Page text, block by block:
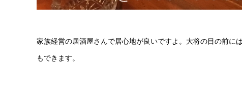
家族経営の居酒屋さんで居心地が良いですよ。大将の目の前に
もできます。